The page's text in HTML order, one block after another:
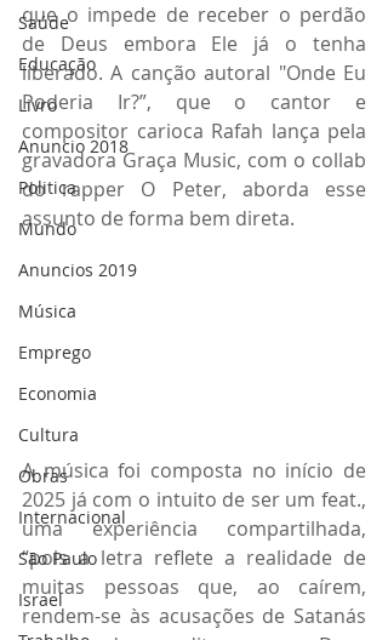
Saúde
Educação
Livro
Anuncio 2018
Politica
Mundo
Anuncios 2019
Música
Emprego
Economia
Cultura
Obras
Internacional
São Paulo
Israel
que o impede de receber o perdão
de Deus embora Ele já o tenha
liberado. A canção autoral "Onde Eu
Poderia Ir?”, que o cantor e
compositor carioca Rafah lança pela
gravadora Graça Music, com o collab
do rapper O Peter, aborda esse
assunto de forma bem direta.
A música foi composta no início de
2025 já com o intuito de ser um feat.,
uma experiência compartilhada,
“pois a letra reflete a realidade de
muitas pessoas que, ao caírem,
rendem-se às acusações de Satanás